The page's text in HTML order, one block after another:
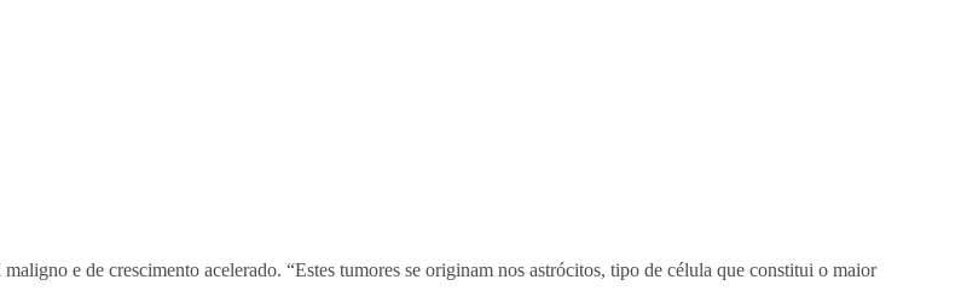
e de crescimento acelerado. “Estes tumores se originam nos astrócitos, tipo de célula que constitui o maior